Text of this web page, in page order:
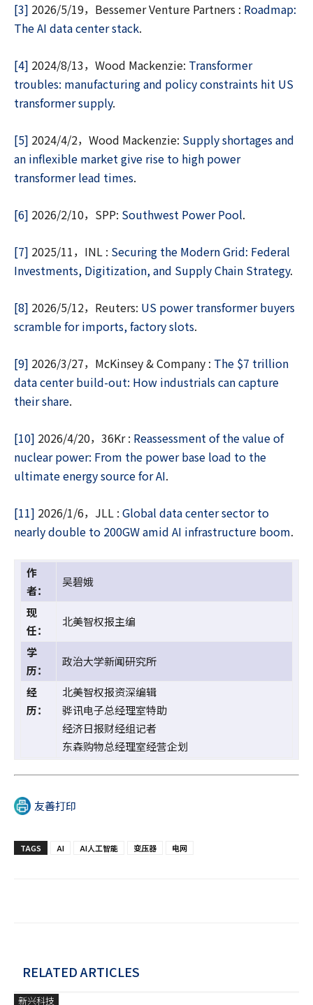
[3] 2026/5/19，Bessemer Venture Partners : Roadmap:
The AI data center stack.
[4] 2024/8/13，Wood Mackenzie: Transformer
troubles: manufacturing and policy constraints hit US
transformer supply.
[5] 2024/4/2，Wood Mackenzie: Supply shortages and
an inflexible market give rise to high power
transformer lead times.
[6] 2026/2/10，SPP: Southwest Power Pool.
[7] 2025/11，INL : Securing the Modern Grid: Federal
Investments, Digitization, and Supply Chain Strategy.
[8] 2026/5/12，Reuters: US power transformer buyers
scramble for imports, factory slots.
[9] 2026/3/27，McKinsey & Company : The $7 trillion
data center build-out: How industrials can capture
their share.
[10] 2026/4/20，36Kr : Reassessment of the value of
nuclear power: From the power base load to the
ultimate energy source for AI.
[11] 2026/1/6，JLL : Global data center sector to
nearly double to 200GW amid AI infrastructure boom.
作
者：
吴碧娥
现
任：
北美智权报主编
学
历：
政治大学新闻研究所
经
历：
北美智权报资深编辑
骅讯电子总经理室特助
经济日报财经组记者
东森购物总经理室经营企划
友善打印
TAGS AI AI人工智能 变压器 电网
RELATED ARTICLES
新兴科技